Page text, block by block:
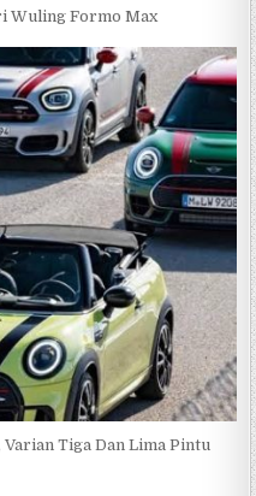
Wuling Formo Max
Tiga Dan Lima Pintu